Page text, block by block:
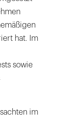
hat. Im
sowie
im